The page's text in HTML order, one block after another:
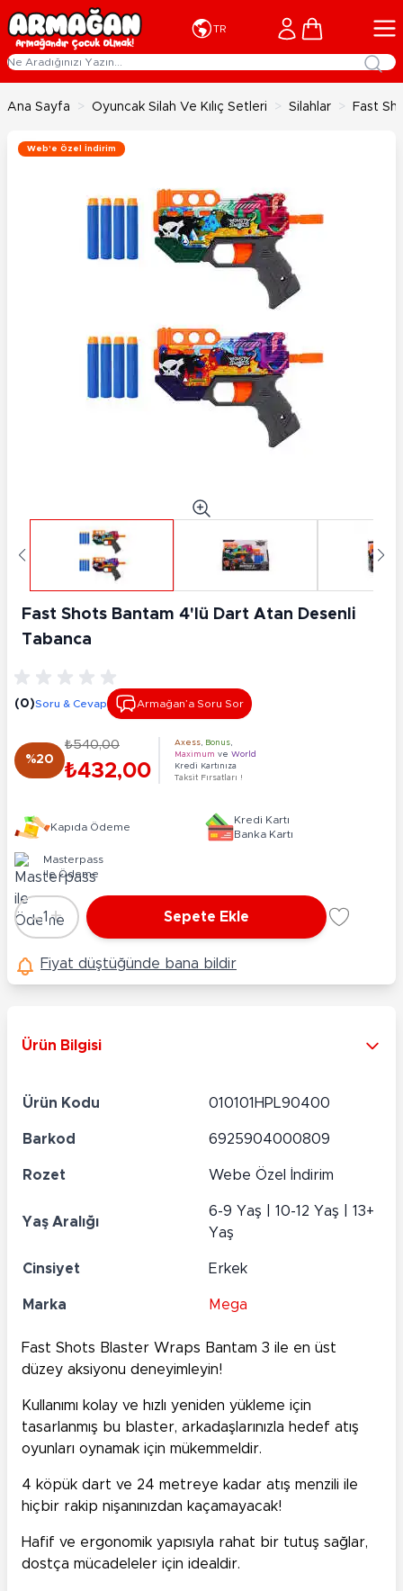
İçeriğe geç
TR Cart
Ana Sayfa > Oyuncak Silah Ve Kılıç Setleri > Silahlar > Fast
Web'e Özel İndirim
Fast Shots Bantam 4'lü Dart Atan Desenli
Tabanca
(0)Soru & Cevap Armağan’a Soru Sor
%20
₺540,00
₺432,00
Axess Bonus
Maximum ve World
Kredi Kartınıza
Taksit Fırsatları !
Kapıda Ödeme
Kredi Kartı
Banka Kartı
Masterpass
ile Ödeme
Adet
-1 + Sepete Ekle
Fiyat düştüğünde bana bildir
Ürün Bilgisi
Ürün Kodu 010101HPL90400
Barkod 6925904000809
Rozet Webe Özel İndirim
Yaş Aralığı
6-9 Yaş | 10-12 Yaş | 13+
Yaş
Cinsiyet Erkek
Marka Mega
Fast Shots Blaster Wraps Bantam 3 ile en üst
düzey aksiyonu deneyimleyin!
Kullanımı kolay ve hızlı yeniden yükleme için
tasarlanmış bu blaster, arkadaşlarınızla hedef atış
oyunları oynamak için mükemmeldir.
4 köpük dart ve 24 metreye kadar atış menzili ile
hiçbir rakip nişanınızdan kaçamayacak!
Hafif ve ergonomik yapısıyla rahat bir tutuş sağlar,
dostça mücadeleler için idealdir.